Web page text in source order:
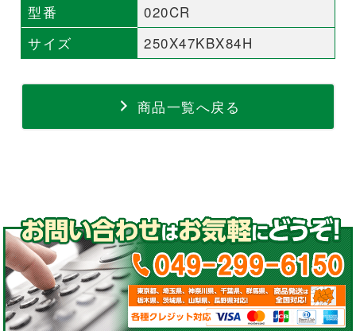
型番
020CR
サイズ
250X47KBX84H
商品一覧へ戻る